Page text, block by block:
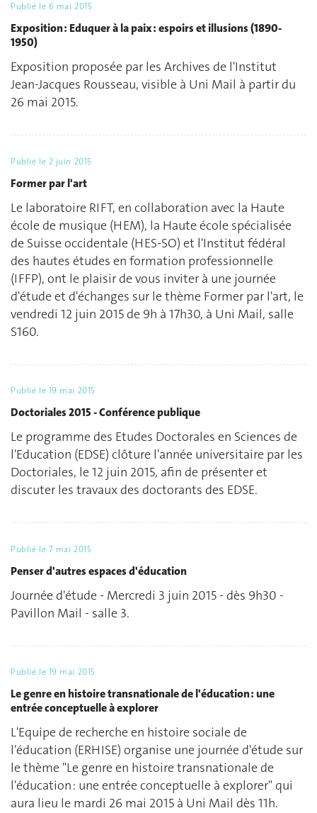
Publié le 6 mai 2015
Exposition : Eduquer à la paix : espoirs et illusions (1890-
1950)
Exposition proposée par les Archives de l'Institut
Jean-Jacques Rousseau, visible à Uni Mail à partir du
26 mai 2015.
Publié le 2 juin 2015
Former par l'art
Le laboratoire RIFT, en collaboration avec la Haute
école de musique (HEM), la Haute école spécialisée
de Suisse occidentale (HES-SO) et l'Institut fédéral
des hautes études en formation professionnelle
(IFFP), ont le plaisir de vous inviter à une journée
d'étude et d'échanges sur le thème Former par l'art, le
vendredi 12 juin 2015 de 9h à 17h30, à Uni Mail, salle
S160.
Publié le 19 mai 2015
Doctoriales 2015 - Conférence publique
Le programme des Etudes Doctorales en Sciences de
l'Education (EDSE) clôture l'année universitaire par les
Doctoriales, le 12 juin 2015, afin de présenter et
discuter les travaux des doctorants des EDSE.
Publié le 7 mai 2015
Penser d'autres espaces d'éducation
Journée d'étude - Mercredi 3 juin 2015 - dès 9h30 -
Pavillon Mail - salle 3.
Publié le 19 mai 2015
Le genre en histoire transnationale de l'éducation : une
entrée conceptuelle à explorer
L'Equipe de recherche en histoire sociale de
l'éducation (ERHISE) organise une journée d'étude sur
le thème "Le genre en histoire transnationale de
l'éducation : une entrée conceptuelle à explorer" qui
aura lieu le mardi 26 mai 2015 à Uni Mail dès 11h.